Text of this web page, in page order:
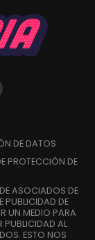
DE DATOS
PROTECCIÓN DE
ASOCIADOS DE
PUBLICIDAD DE
UN MEDIO PARA
PUBLICIDAD AL
ESTO NOS